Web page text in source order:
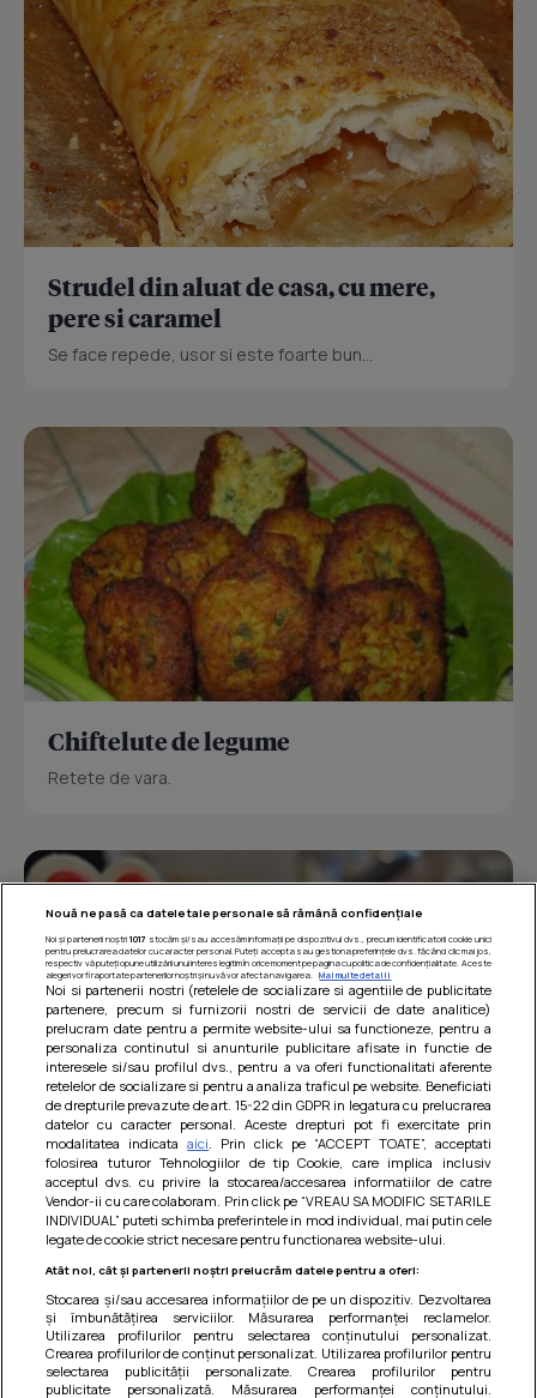
Strudel din aluat de casa, cu mere,
pere si caramel
Se face repede, usor si este foarte bun...
Chiftelute de legume
Retete de vara.
Barcute din vinete cu arpagic rosu
Un deliciu usor de preparat!
Nouă ne pasă ca datele tale personale să rămână confidențiale
Noi și partenerii noștri 1017 stocăm și/sau accesăm informații pe dispozitivul dvs., precum identificatorii cookie unici
pentru prelucrarea datelor cu caracter personal. Puteți accepta sau gestiona preferințele dvs. făcând clic mai jos,
respectiv vă puteți opune utilizării unui interes legitim în orice moment pe pagina cu politica de confidențialitate. Aceste
alegeri vor fi raportate partenerilor noștri și nu vă vor afecta navigarea.
Mai multe detalii
Noi si partenerii nostri (retelele de socializare si agentiile de publicitate
partenere, precum si furnizorii nostri de servicii de date analitice)
prelucram date pentru a permite website-ului sa functioneze, pentru a
personaliza continutul si anunturile publicitare afisate in functie de
interesele si/sau profilul dvs., pentru a va oferi functionalitati aferente
retelelor de socializare si pentru a analiza traficul pe website. Beneficiati
de drepturile prevazute de art. 15-22 din GDPR in legatura cu prelucrarea
datelor cu caracter personal. Aceste drepturi pot fi exercitate prin
modalitatea indicataaici . Prin click pe “ACCEPT TOATE”, acceptati
folosirea tuturor Tehnologiilor de tip Cookie, care implica inclusiv
acceptul dvs. cu privire la stocarea/accesarea informatiilor de catre
Vendor-ii cu care colaboram. Prin click pe “VREAU SA MODIFIC SETARILE
INDIVIDUAL” puteti schimba preferintele in mod individual, mai putin cele
legate de cookie strict necesare pentru functionarea website-ului.
Atât noi, cât și partenerii noștri prelucrăm datele pentru a oferi:
Stocarea și/sau accesarea informațiilor de pe un dispozitiv. Dezvoltarea
și îmbunătățirea serviciilor. Măsurarea performanței reclamelor.
Utilizarea profilurilor pentru selectarea conținutului personalizat.
Crearea profilurilor de conținut personalizat. Utilizarea profilurilor pentru
selectarea publicității personalizate. Crearea profilurilor pentru
publicitate personalizată. Măsurarea performanței conținutului.